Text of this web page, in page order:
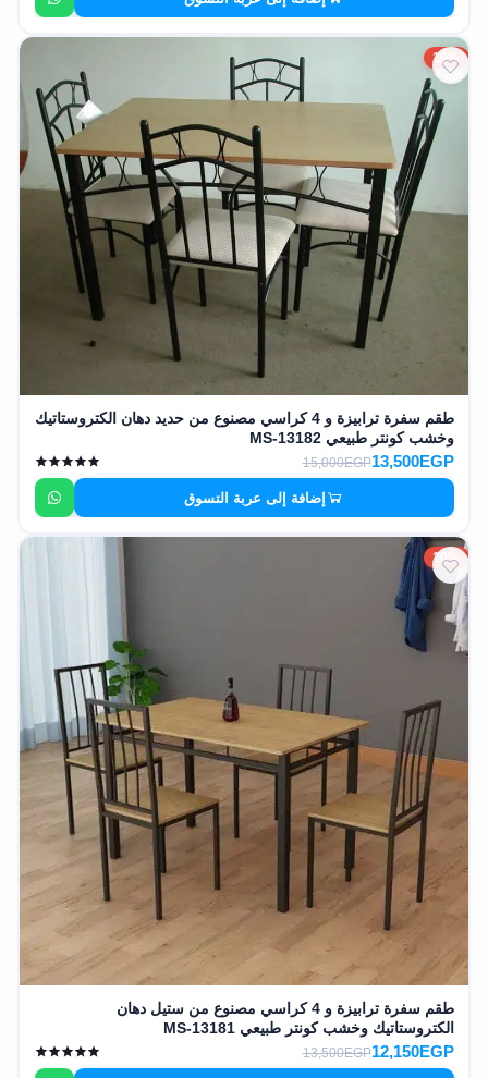
10%
طقم سفرة ترابيزة و 4 كراسي مصنوع من حديد دهان الكتروستاتيك
وخشب كونتر طبيعي MS-13182
13,500EGP
15,000EGP
إضافة إلى عربة التسوق
10%
طقم سفرة ترابيزة و 4 كراسي مصنوع من ستيل دهان
الكتروستاتيك وخشب كونتر طبيعي MS-13181
12,150EGP
13,500EGP